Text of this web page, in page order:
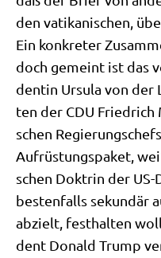
den vati­ka­ni­schen,
Ein kon­kre­ter
doch gemeint ist das
den­tin Ursu­la von der
ten der CDU
schen
Auf­rü­stungs­pa­ket,
schen Dok­trin der
besten­falls sekun­där
abzielt, fest­hal­ten
dent Donald Trump